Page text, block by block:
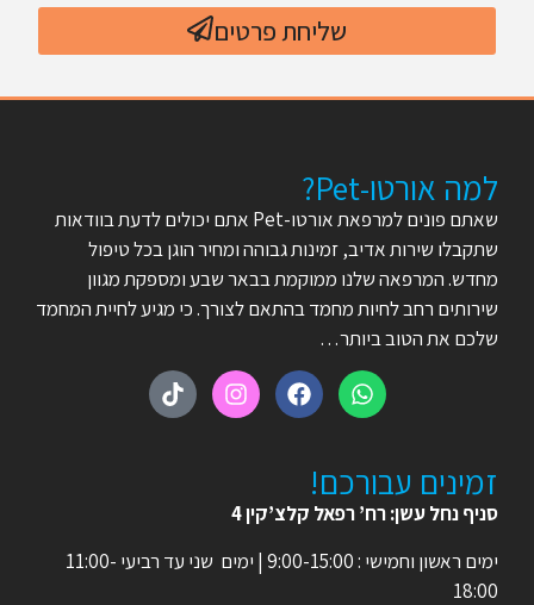
שליחת פרטים
למה אורטו-Pet?
שאתם פונים למרפאת אורטו-Pet אתם יכולים לדעת בוודאות
שתקבלו שירות אדיב, זמינות גבוהה ומחיר הוגן בכל טיפול
מחדש. המרפאה שלנו ממוקמת בבאר שבע ומספקת מגוון
שירותים רחב לחיות מחמד בהתאם לצורך. כי מגיע לחיית המחמד
שלכם את הטוב ביותר…
זמינים עבורכם!
סניף נחל עשן: רח’ רפאל קלצ’קין 4
ימים ראשון וחמישי : 9:00-15:00 | ימים שני עד רביעי 11:00-
18:00